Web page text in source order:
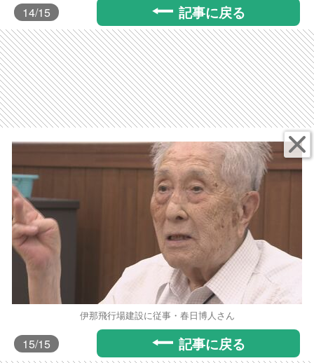
14/15 記事に戻る
伊那飛行場建設に従事・春日博人さん
15/15 記事に戻る